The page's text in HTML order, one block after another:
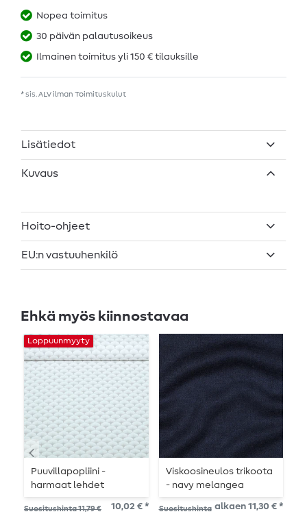
Nopea toimitus
30 päivän palautusoikeus
Ilmainen toimitus yli 150 € tilauksille
* sis. ALV ilman Toimituskulut
Lisätiedot
Kuvaus
Hoito-ohjeet
EU:n vastuuhenkilö
Ehkä myös kiinnostavaa
Loppuunmyyty
Puuvillapopliini -
harmaat lehdet
Suositushinta 11,79 € 10,02 € *
Viskoosineulos trikoota
- navy melangea
Suositushinta alkaen 11,30 € *